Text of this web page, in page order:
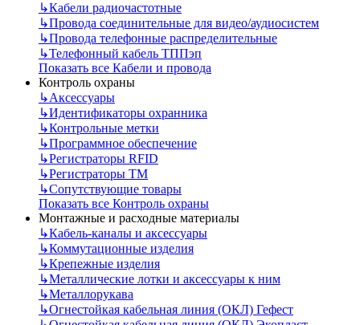
↳Кабели радиочастотные
↳Провода соединительные для видео/аудиосистем
↳Провода телефонные распределительные
↳Телефонный кабель ТППэп
Показать все Кабели и провода
Контроль охраны
↳Аксессуары
↳Идентификаторы охранника
↳Контрольные метки
↳Программное обеспечение
↳Регистраторы RFID
↳Регистраторы ТМ
↳Сопутствующие товары
Показать все Контроль охраны
Монтажные и расходные материалы
↳Кабель-каналы и аксессуары
↳Коммутационные изделия
↳Крепежные изделия
↳Металлические лотки и аксессуары к ним
↳Металлорукава
↳Огнестойкая кабельная линия (ОКЛ) Гефест